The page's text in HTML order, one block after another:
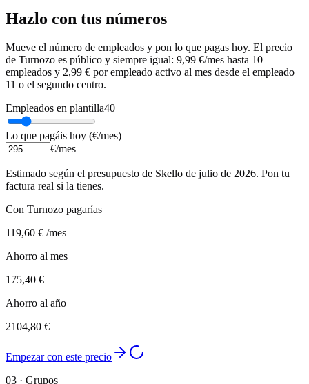
Hazlo con tus números
Mueve el número de empleados y pon lo que pagas hoy. El precio
de Turnozo es público y siempre igual: 9,99 €/mes hasta 10
empleados y 2,99 € por empleado activo al mes desde el empleado
11 o el segundo centro.
Empleados en plantilla40
Lo que pagáis hoy (€/mes)
€/mes
Estimado según el presupuesto de Skello de julio de 2026. Pon tu
factura real si la tienes.
Con Turnozo pagarías
119,60 € /mes
Ahorro al mes
175,40 €
Ahorro al año
2104,80 €
Empezar con este precio
03 · Grupos